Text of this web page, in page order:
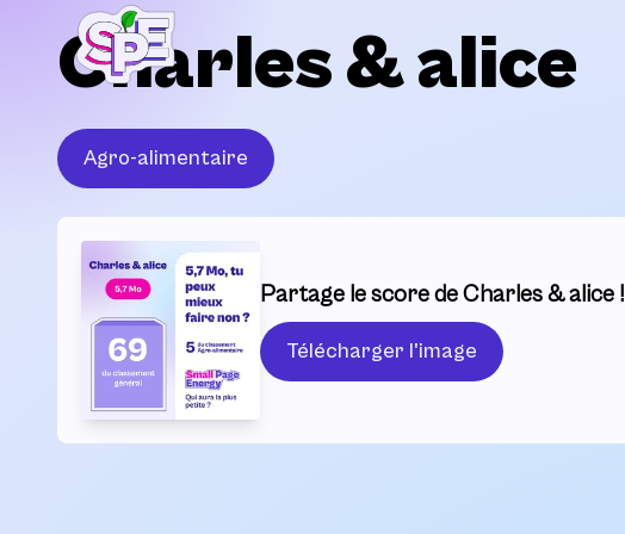
Charles & alice
Agro-alimentaire
Partage le score de Charles & alice !
Télécharger l'image